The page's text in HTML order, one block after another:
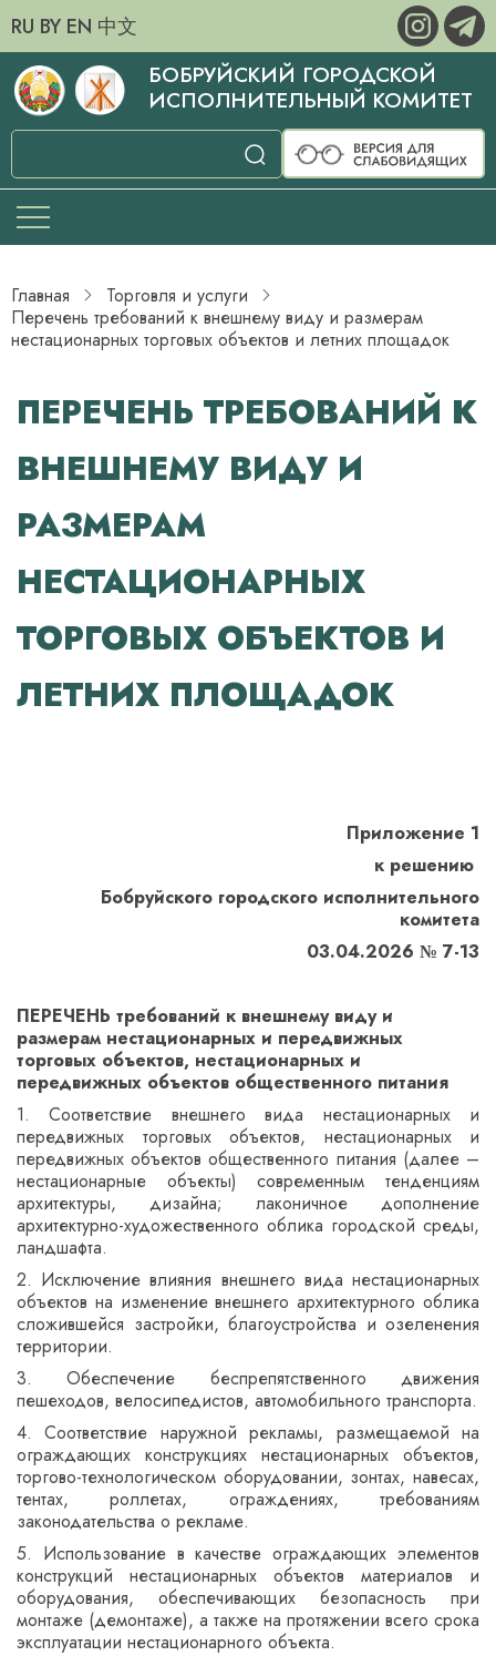
RU BY EN 中文
БОБРУЙСКИЙ ГОРОДСКОЙ
ИСПОЛНИТЕЛЬНЫЙ КОМИТЕТ
Главная
Торговля и услуги
Перечень требований к внешнему виду и размерам
нестационарных торговых объектов и летних площадок
ПЕРЕЧЕНЬ ТРЕБОВАНИЙ К
ВНЕШНЕМУ ВИДУ И
РАЗМЕРАМ
НЕСТАЦИОНАРНЫХ
ТОРГОВЫХ ОБЪЕКТОВ И
ЛЕТНИХ ПЛОЩАДОК
Приложение 1
к решению
Бобруйского городского исполнительного
комитета
03.04.2026 № 7-13
ПЕРЕЧЕНЬ требований к внешнему виду и
размерам нестационарных и передвижных
торговых объектов, нестационарных и
передвижных объектов общественного питания
1. Соответствие внешнего вида нестационарных и
передвижных торговых объектов, нестационарных и
передвижных объектов общественного питания (далее –
нестационарные объекты) современным тенденциям
архитектуры, дизайна; лаконичное дополнение
архитектурно-художественного облика городской среды,
ландшафта.
2. Исключение влияния внешнего вида нестационарных
объектов на изменение внешнего архитектурного облика
сложившейся застройки, благоустройства и озеленения
территории.
3. Обеспечение беспрепятственного движения
пешеходов, велосипедистов, автомобильного транспорта.
4. Соответствие наружной рекламы, размещаемой на
ограждающих конструкциях нестационарных объектов,
торгово-технологическом оборудовании, зонтах, навесах,
тентах, роллетах, ограждениях, требованиям
законодательства о рекламе.
5. Использование в качестве ограждающих элементов
конструкций нестационарных объектов материалов и
оборудования, обеспечивающих безопасность при
монтаже (демонтаже), а также на протяжении всего срока
эксплуатации нестационарного объекта.